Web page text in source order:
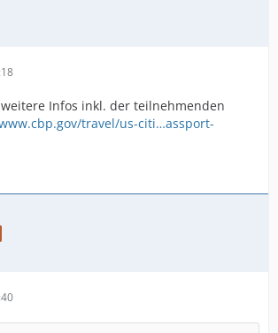
Infos inkl. der teilnehmenden
travel/us-citi…assport-